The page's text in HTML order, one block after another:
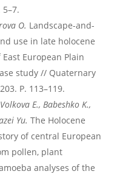
O. Landscape-and-
use in late holocene
European Plain
study // Quaternary
P. 113–119.
E., Babeshko K.,
Yu. The Holocene
of central European
pollen, plant
analyses of the